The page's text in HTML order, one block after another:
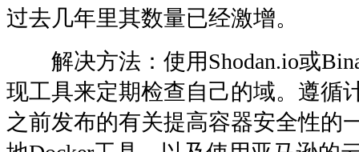
过去几年里其数量已经激增。
解决方法：使用Shodan.io或
现工具来定期检查自己的域。遵循
之前发布的有关提高容器安全性的